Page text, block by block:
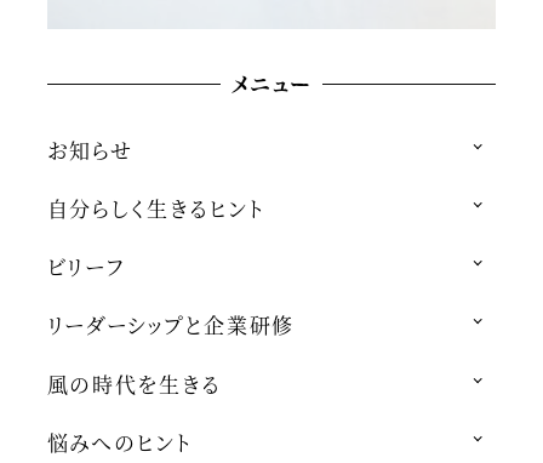
メニュー
お知らせ
自分らしく生きるヒント
ビリーフ
リーダーシップと企業研修
風の時代を生きる
悩みへのヒント